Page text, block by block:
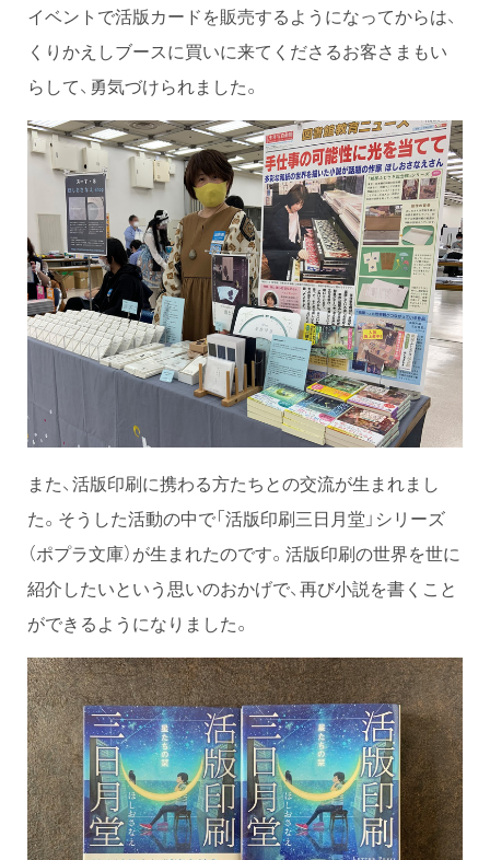
イベントで活版カードを販売するようになってからは、
くりかえしブースに買いに来てくださるお客さまもい
らして、勇気づけられました。
また、活版印刷に携わる方たちとの交流が生まれまし
た。そうした活動の中で「活版印刷三日月堂」シリーズ
（ポプラ文庫）が生まれたのです。活版印刷の世界を世に
紹介したいという思いのおかげで、再び小説を書くこと
ができるようになりました。